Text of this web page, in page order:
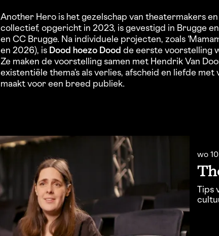
Another Hero is het gezelschap van theatermakers
collectief, opgericht in 2023, is gevestigd in Brugge
en CC Brugge. Na individuele projecten, zoals
en 2026), is Dood hoezo Dood de eerste voorstelling
Ze maken de voorstelling samen met Hendrik Van
existentiële thema’s als verlies, afscheid en liefde
maakt voor een breed publiek.
wo